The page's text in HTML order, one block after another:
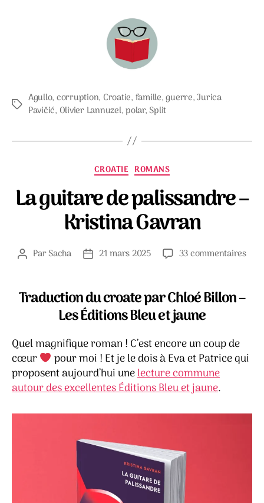
Étiquettes
Agullo, corruption, Croatie, famille,guerre,Jurica
Pavičić, Olivier Lannuzel,polar,Split
Catégories
CROATIE ROMANS
La guitare de palissandre –
Kristina Gavran
Auteur
ParSacha
Date21 mars 2025 33 commentairessur
Traduction du croate par Chloé Billon –
Les Éditions Bleu et jaune
Quel magnifique roman ! C’est encore un coup de
cœur
pour moi ! Et je le dois à Eva et Patrice qui
proposent aujourd’hui unelecture commune
autour des excellentes Éditions Bleu et jaune.